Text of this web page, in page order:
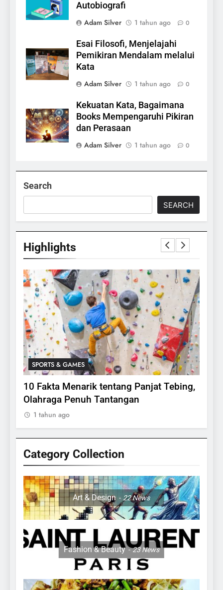
Autobiografi
Adam Silver
1 tahun ago 0
Esai Filosofi, Menjelajahi
Pemikiran Mendalam melalui
Kata
Adam Silver
1 tahun ago 0
Kekuatan Kata, Bagaimana
Books Mempengaruhi Pikiran
dan Perasaan
Adam Silver
1 tahun ago 0
Search
SEARCH
Highlights
SPORTS & GAMES
10 Fakta Menarik tentang Panjat Tebing,
Olahraga Penuh Tantangan
1 tahun ago
Category Collection
Art & Design 22News
Fashion & Beauty 23News
Apakah Benar Gajah Takut
Dengan Tikus
ANIMALS
25
15 Fakta Menarik Tentang
Sapi Untuk Anak- anak
ANIMALS